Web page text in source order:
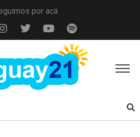
por acá